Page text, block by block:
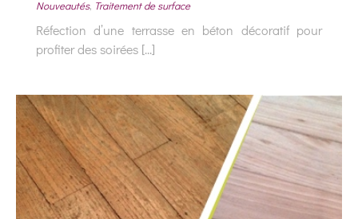
Nouveautés, Traitement de surface
Réfection d’une terrasse en béton décoratif pour
profiter des soirées [...]